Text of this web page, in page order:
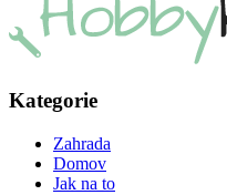
Kategorie
Zahrada
Domov
Jak na to